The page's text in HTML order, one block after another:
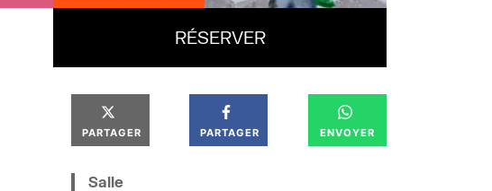
RÉSERVER
PARTAGER PARTAGER ENVOYER
Salle